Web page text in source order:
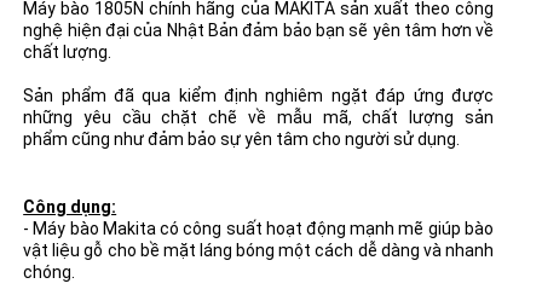
Máy bào 1805N chính hãng của MAKITA sản xuất theo công
nghệ hiện đại của Nhật Bản đảm bảo bạn sẽ yên tâm hơn về
chất lượng.
Sản phẩm đã qua kiểm định nghiêm ngặt đáp ứng được
những yêu cầu chặt chẽ về mẫu mã, chất lượng sản
phẩm cũng như đảm bảo sự yên tâm cho người sử dụng.
Công dụng:
- Máy bào Makita có công suất hoạt động mạnh mẽ giúp bào
vật liệu gỗ cho bề mặt láng bóng một cách dễ dàng và nhanh
chóng.